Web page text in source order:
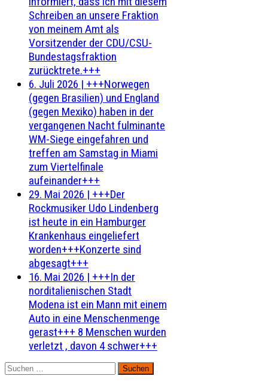
Schreiben an unsere Fraktion
von meinem Amt als
Vorsitzender der CDU/CSU-
Bundestagsfraktion
zurücktrete.+++
6. Juli 2026 | +++Norwegen
(gegen Brasilien) und England
(gegen Mexiko) haben in der
vergangenen Nacht fulminante
WM-Siege eingefahren und
treffen am Samstag in Miami
zum Viertelfinale
aufeinander+++
29. Mai 2026 | +++Der
Rockmusiker Udo Lindenberg
ist heute in ein Hamburger
Krankenhaus eingeliefert
worden+++Konzerte sind
abgesagt+++
16. Mai 2026 | +++In der
norditalienischen Stadt
Modena ist ein Mann mit einem
Auto in eine Menschenmenge
gerast+++ 8 Menschen wurden
verletzt , davon 4 schwer+++
Suchen
nach: